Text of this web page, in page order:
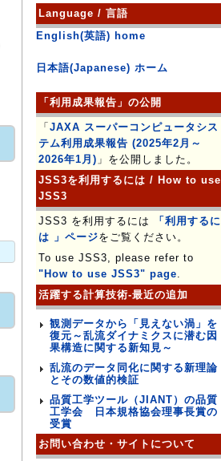
Language / 言語
English(英語) home
日本語(Japanese) ホーム
「利用成果報告」の公開
「 JAXA スーパーコンピュータシス
テム利用成果報告 (2025年2月～
2026年1月) 」を公開しました。
JSS3を利用するには / How to use
JSS3
JSS3 を利用するには
「利用するに
は 」ページをご覧ください。
To use JSS3, please refer to
"How to use JSS3" page.
活躍する計算技術-最近の追加
観測データから「見えない渦」を
復元～乱流ダイナミクスに潜む因
果構造に関する新知見～
乱流のデータ同化に関する新理論
とその数値的検証
品質工学ツール（JIANT）の品質
工学会 日本規格協会理事長賞の
受賞
お問い合わせ・サイトについて